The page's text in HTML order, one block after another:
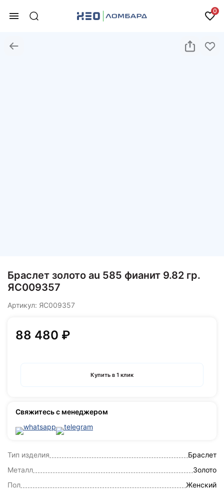
Браслет золото au 585 фианит 9.82 гр.
ЯС009357
Артикул: ЯС009357
Тип изделия
Браслет
Металл
Золото
Пол
Женский
88 480 ₽
Купить в 1 клик
Свяжитесь с менеджером